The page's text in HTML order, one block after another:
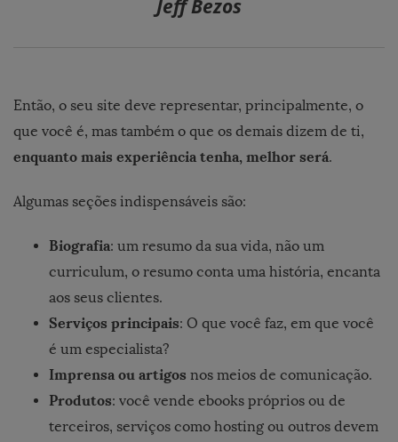
Jeff Bezos
Então, o seu site deve representar, principalmente, o
que você é, mas também o que os demais dizem de ti,
enquanto mais experiência tenha, melhor será.
Algumas seções indispensáveis são:
Biografia: um resumo da sua vida, não um
curriculum, o resumo conta uma história, encanta
aos seus clientes.
Serviços principais: O que você faz, em que você
é um especialista?
Imprensa ou artigos nos meios de comunicação.
Produtos: você vende ebooks próprios ou de
terceiros, serviços como hosting ou outros devem